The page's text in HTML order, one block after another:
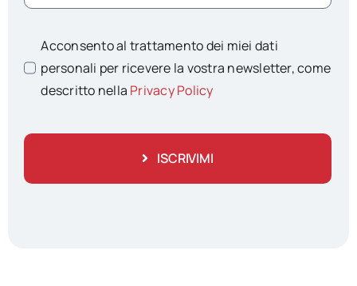
Acconsento al trattamento dei miei dati
personali per ricevere la vostra newsletter, come
descritto nella Privacy Policy
ISCRIVIMI